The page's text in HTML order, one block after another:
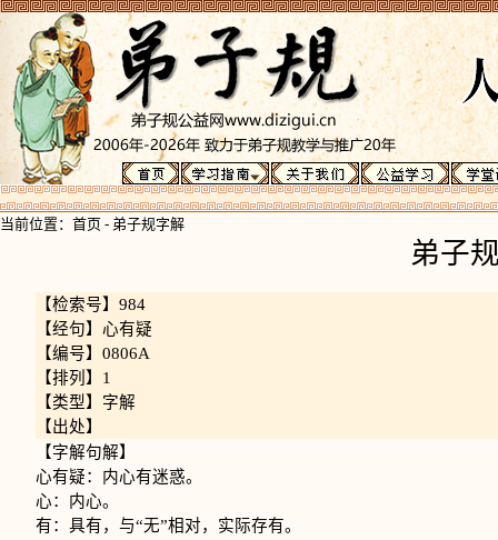
当前位置： 首页 - 弟子规字解
弟子
【检索号】984
【经句】心有疑
【编号】0806A
【排列】1
【类型】字解
【出处】
【字解句解】
心有疑：内心有迷惑。
心：内心。
有：具有，与“无”相对，实际存有。